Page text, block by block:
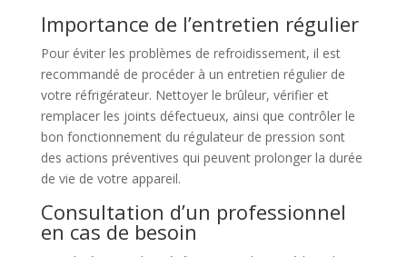
Importance de l’entretien régulier
Pour éviter les problèmes de refroidissement, il est
recommandé de procéder à un entretien régulier de
votre réfrigérateur. Nettoyer le brûleur, vérifier et
remplacer les joints défectueux, ainsi que contrôler le
bon fonctionnement du régulateur de pression sont
des actions préventives qui peuvent prolonger la durée
de vie de votre appareil.
Consultation d’un professionnel
en cas de besoin